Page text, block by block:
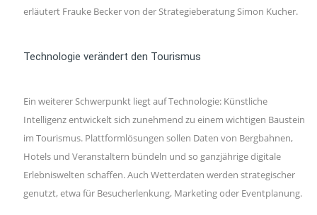
erläutert Frauke Becker von der Strategieberatung Simon Kucher.
Technologie verändert den Tourismus
Ein weiterer Schwerpunkt liegt auf Technologie: Künstliche
Intelligenz entwickelt sich zunehmend zu einem wichtigen Baustein
im Tourismus. Plattformlösungen sollen Daten von Bergbahnen,
Hotels und Veranstaltern bündeln und so ganzjährige digitale
Erlebniswelten schaffen. Auch Wetterdaten werden strategischer
genutzt, etwa für Besucherlenkung, Marketing oder Eventplanung.